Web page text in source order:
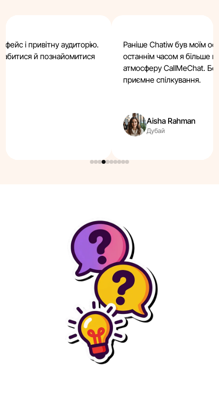
і привітну аудиторію.
й познайомитися
Раніше Chatiw був моїм
останнім часом я більше
атмосферу CallMeChat.
приємне спілкування.
Aisha Rahman
Дубай